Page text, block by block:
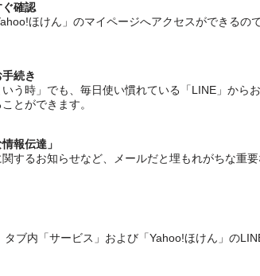
ぐ確認
ほけん」のマイページへアクセスができる
続き
う時」でも、毎日使い慣れている「LINE」から
とができます。
報伝達」
するお知らせなど、メールだと埋もれがちな重
タブ内「サービス」および「Yahoo!ほけん」の